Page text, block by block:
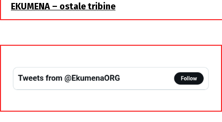
EKUMENA – ostale tribine